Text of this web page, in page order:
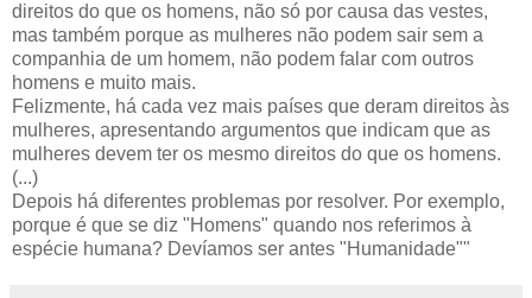
direitos do que os homens, não só por causa das vestes,
mas também porque as mulheres não podem sair sem a
companhia de um homem, não podem falar com outros
homens e muito mais.
Felizmente, há cada vez mais países que deram direitos às
mulheres, apresentando argumentos que indicam que as
mulheres devem ter os mesmo direitos do que os homens.
(...)
Depois há diferentes problemas por resolver. Por exemplo,
porque é que se diz "Homens" quando nos referimos à
espécie humana? Devíamos ser antes "Humanidade""